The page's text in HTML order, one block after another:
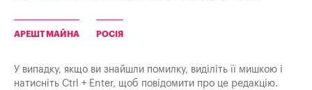
АРЕШТ МАЙНА РОСІЯ
У випадку, якщо ви знайшли помилку, виділіть її мишкою і
натисніть Ctrl + Enter, щоб повідомити про це редакцію.